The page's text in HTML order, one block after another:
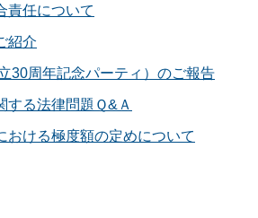
責任について
紹介
30周年記念パーティ）のご報告
する法律問題Ｑ&Ａ
おける極度額の定めについて